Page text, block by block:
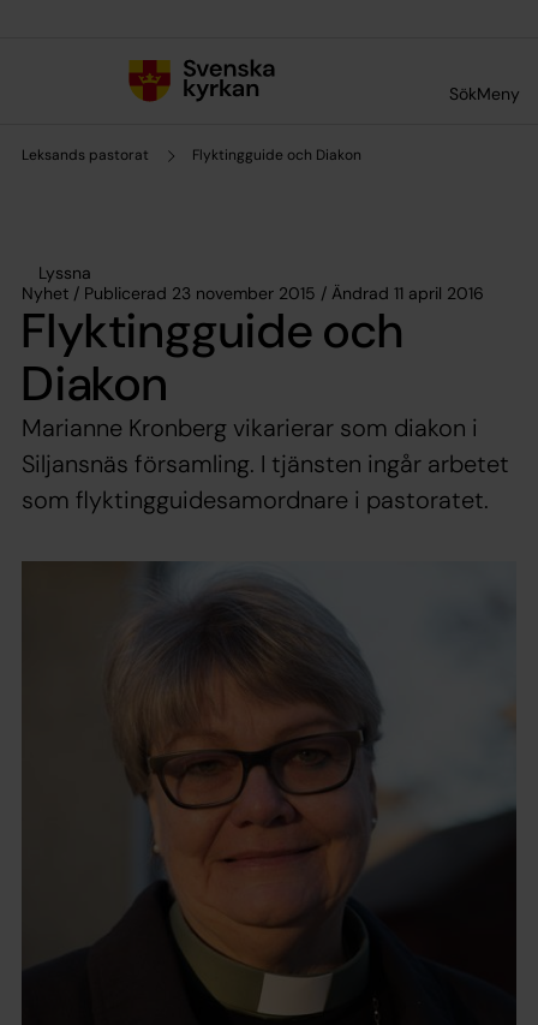
SökMeny
Leksands pastorat Flyktingguide och Diakon
Lyssna
Nyhet / Publicerad 23 november 2015 / Ändrad 11 april 2016
Flyktingguide och
Diakon
Marianne Kronberg vikarierar som diakon i
Siljansnäs församling. I tjänsten ingår arbetet
som flyktingguidesamordnare i pastoratet.